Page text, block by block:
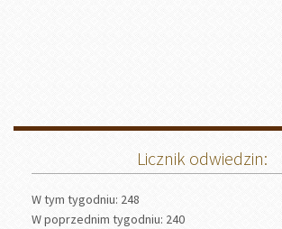
Licznik odwiedzin:
W tym tygodniu: 248
W poprzednim tygodniu: 240